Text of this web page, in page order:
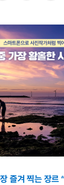
즐겨 찍는 장르